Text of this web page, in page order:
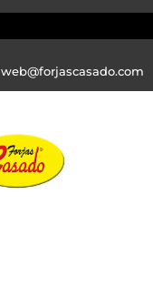
web@forjascasado.com